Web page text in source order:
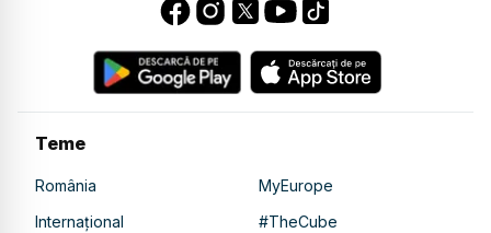
Teme
România
MyEurope
Internațional
#TheCube